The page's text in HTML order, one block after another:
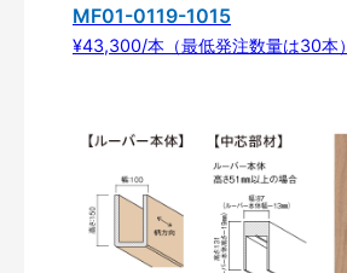
MF01-0119-1015
¥43,300/本（最低発注数量は30本）